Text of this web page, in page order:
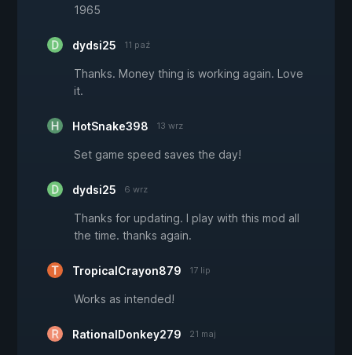
1965
dydsi25 11 paź
Thanks. Money thing is working again. Love
it.
HotSnake398 13 wrz
Set game speed saves the day!
dydsi25 6 wrz
Thanks for updating. I play with this mod all
the time. thanks again.
TropicalCrayon879 17 lip
Works as intended!
RationalDonkey279 21 maj